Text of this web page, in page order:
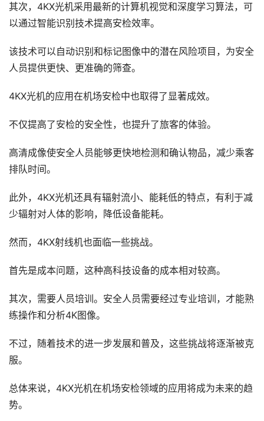
其次，4KX光机采用最新的计算机视觉和深度学习算法，可
以通过智能识别技术提高安检效率。
该技术可以自动识别和标记图像中的潜在风险项目，为安全
人员提供更快、更准确的筛查。
4KX光机的应用在机场安检中也取得了显著成效。
不仅提高了安检的安全性，也提升了旅客的体验。
高清成像使安全人员能够更快地检测和确认物品，减少乘客
排队时间。
此外，4KX光机还具有辐射流小、能耗低的特点，有利于减
少辐射对人体的影响，降低设备能耗。
然而，4KX射线机也面临一些挑战。
首先是成本问题，这种高科技设备的成本相对较高。
其次，需要人员培训。安全人员需要经过专业培训，才能熟
练操作和分析4K图像。
不过，随着技术的进一步发展和普及，这些挑战将逐渐被克
服。
总体来说，4KX光机在机场安检领域的应用将成为未来的趋
势。